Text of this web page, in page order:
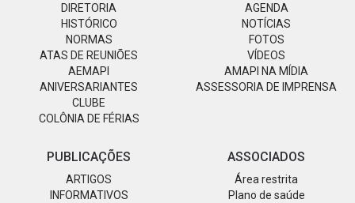
DIRETORIA
HISTÓRICO
NORMAS
ATAS DE REUNIÕES
AEMAPI
ANIVERSARIANTES
CLUBE
COLÔNIA DE FÉRIAS
AGENDA
NOTÍCIAS
FOTOS
VÍDEOS
AMAPI NA MÍDIA
ASSESSORIA DE IMPRENSA
PUBLICAÇÕES
ARTIGOS
INFORMATIVOS
ASSOCIADOS
Área restrita
Plano de saúde